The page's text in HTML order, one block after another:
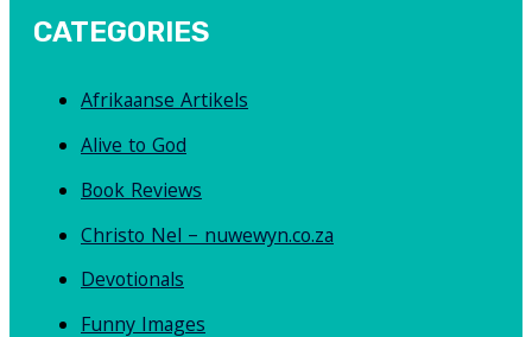
CATEGORIES
Afrikaanse Artikels
Alive to God
Book Reviews
Christo Nel – nuwewyn.co.za
Devotionals
Funny Images